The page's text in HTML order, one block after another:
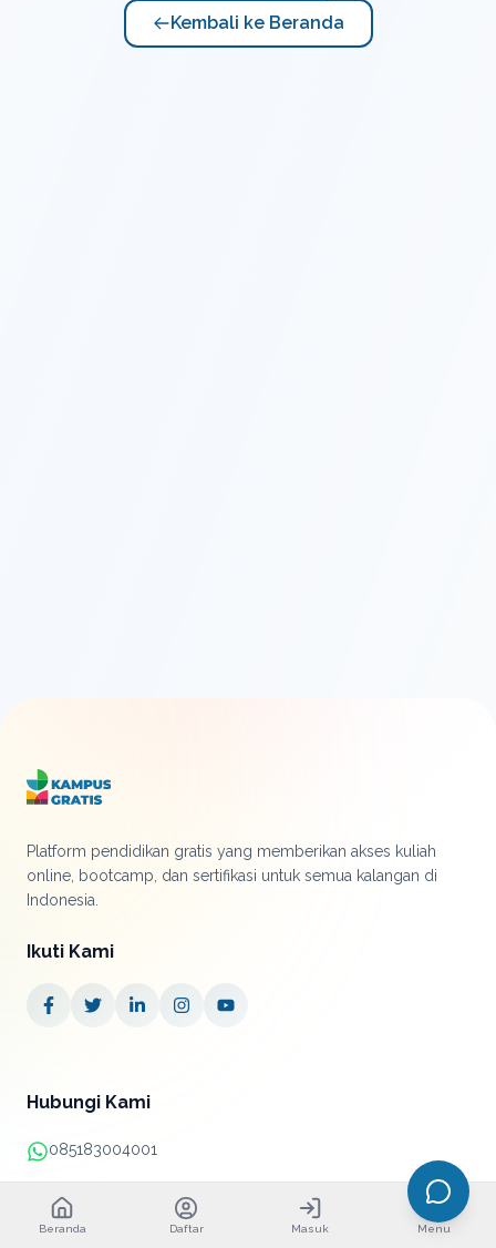
Kembali ke Beranda
Platform pendidikan gratis yang memberikan akses kuliah
online, bootcamp, dan sertifikasi untuk semua kalangan di
Indonesia.
Ikuti Kami
Hubungi Kami
085183004001
info@kampusgratis.id
Beranda Daftar Masuk Menu